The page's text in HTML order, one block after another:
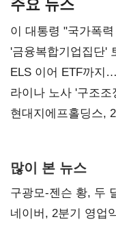
이 대통령 "국가폭
진실 밝혀야"
'금융복합기업집단'
ELS 이어 ETF까지
라이나 노사 '구조
현대지에프홀딩스,
많이 본 뉴스
구광모-젠슨 황, 두
네이버, 2분기 영업